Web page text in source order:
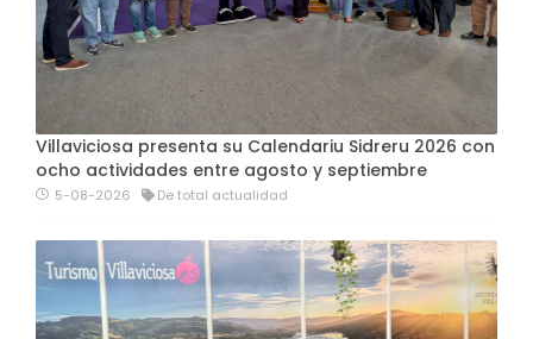
Villaviciosa presenta su Calendariu Sidreru 2026 con
ocho actividades entre agosto y septiembre
5-08-2026 De total actualidad